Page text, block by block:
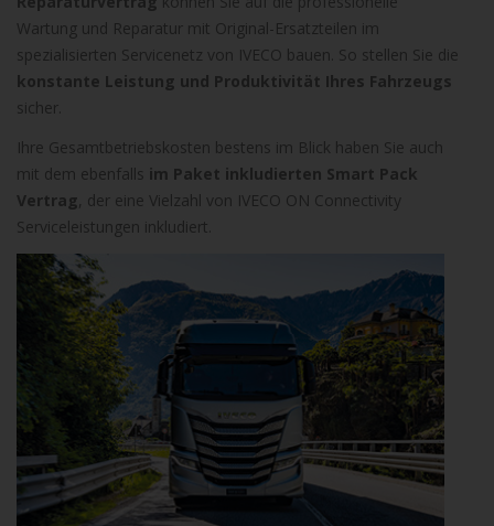
Wartung und Reparatur mit Original-Ersatzteilen im
spezialisierten Servicenetz von IVECO bauen. So stellen Sie die
konstante Leistung und Produktivität Ihres Fahrzeugs
sicher.
Ihre Gesamtbetriebskosten bestens im Blick haben Sie auch
mit dem ebenfalls im Paket inkludierten Smart Pack
Vertrag, der eine Vielzahl von IVECO ON Connectivity
Serviceleistungen inkludiert.